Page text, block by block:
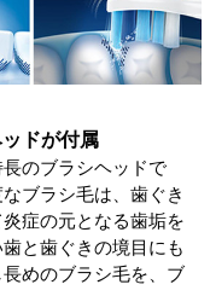
ドが付属
のブラシヘッドで
ブラシ毛は、歯ぐき
症の元となる歯垢を
と歯ぐきの境目にも
めのブラシ毛を、ブ